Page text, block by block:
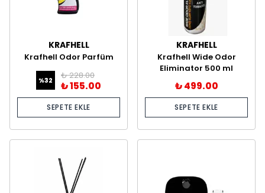
KRAFHELL
Krafhell Odor Parfüm
500 ml
%32 ₺ 228.00
₺ 155.00
SEPETE EKLE
KRAFHELL
Krafhell Wide Odor
Eliminator 500 ml
₺ 499.00
SEPETE EKLE